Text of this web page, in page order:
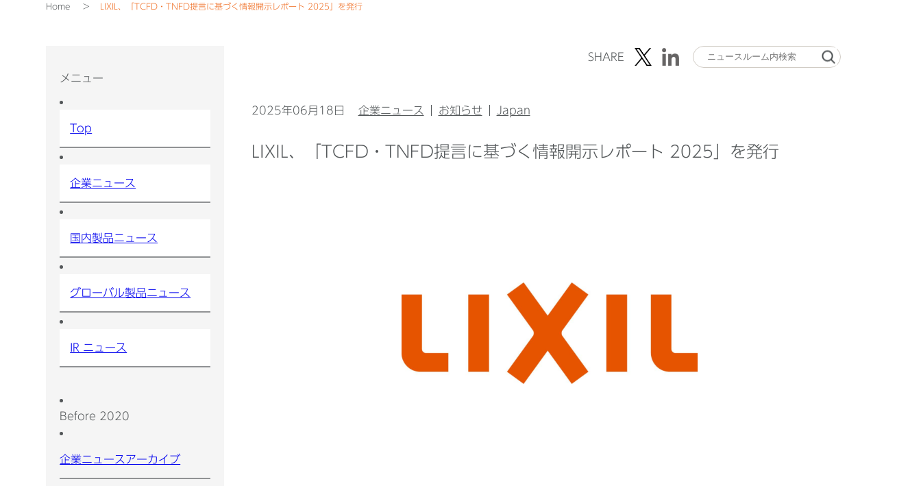
Home LIXIL、「TCFD・TNFD提言に基づく情報開示レポート 2025」を発行
メニュー
Top
企業ニュース
国内製品ニュース
グローバル製品ニュース
IR ニュース
Before 2020
企業ニュースアーカイブ
SHARE
2025年06月18日 企業ニュース お知らせ Japan
LIXIL、「TCFD・TNFD提言に基づく情報開示レポート 2025」を発行